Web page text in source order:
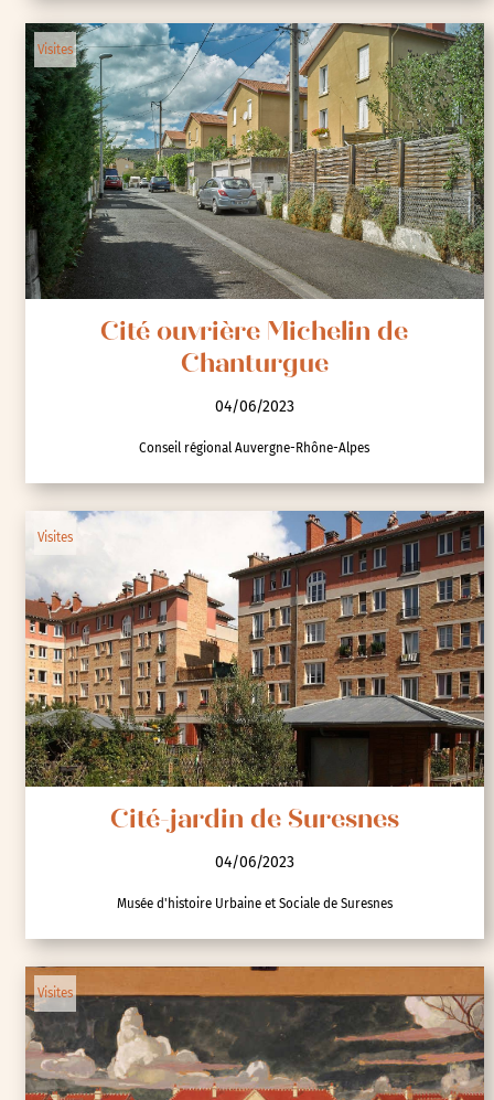
Visites
Cité ouvrière Michelin de
Chanturgue
04/06/2023
Conseil régional Auvergne-Rhône-Alpes
Visites
Cité-jardin de Suresnes
04/06/2023
Musée d'histoire Urbaine et Sociale de Suresnes
Visites